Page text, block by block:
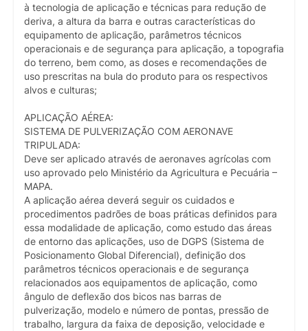
à tecnologia de aplicação e técnicas para redução de
deriva, a altura da barra e outras características do
equipamento de aplicação, parâmetros técnicos
operacionais e de segurança para aplicação, a topografia
do terreno, bem como, as doses e recomendações de
uso prescritas na bula do produto para os respectivos
alvos e culturas;
APLICAÇÃO AÉREA:
SISTEMA DE PULVERIZAÇÃO COM AERONAVE
TRIPULADA:
Deve ser aplicado através de aeronaves agrícolas com
uso aprovado pelo Ministério da Agricultura e Pecuária –
MAPA.
A aplicação aérea deverá seguir os cuidados e
procedimentos padrões de boas práticas definidos para
essa modalidade de aplicação, como estudo das áreas
de entorno das aplicações, uso de DGPS (Sistema de
Posicionamento Global Diferencial), definição dos
parâmetros técnicos operacionais e de segurança
relacionados aos equipamentos de aplicação, como
ângulo de deflexão dos bicos nas barras de
pulverização, modelo e número de pontas, pressão de
trabalho, largura da faixa de deposição, velocidade e